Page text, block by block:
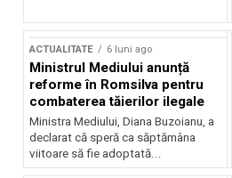
ACTUALITATE 6 luni ago
Ministrul Mediului anunță
reforme în Romsilva pentru
combaterea tăierilor ilegale
Ministra Mediului, Diana Buzoianu, a
declarat că speră ca săptămâna
viitoare să fie adoptată...